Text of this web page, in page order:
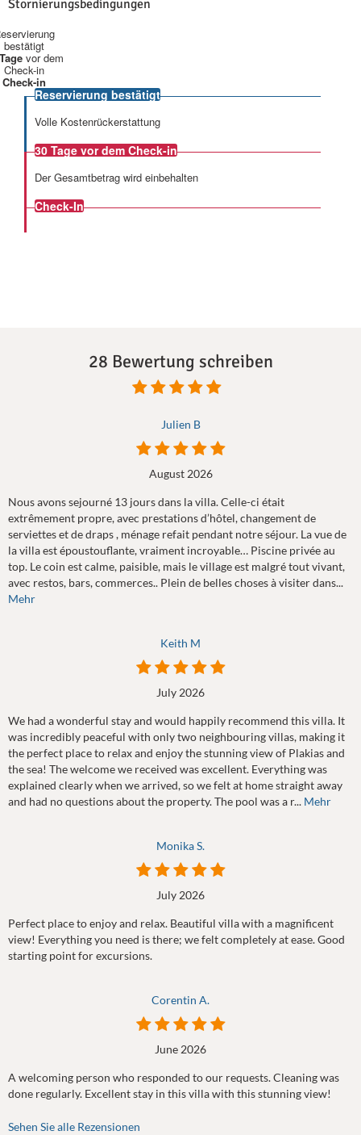
Stornierungsbedingungen
bestätigt
vor dem
Check-in
Check-in
Reservierung bestätigt
Volle Kostenrückerstattung
30 Tage vor dem Check-in
Der Gesamtbetrag wird einbehalten
Check-In
28 Bewertung schreiben
Julien B
August 2026
Nous avons sejourné 13 jours dans la villa. Celle-ci était
extrêmement propre, avec prestations d’hôtel, changement de
serviettes et de draps , ménage refait pendant notre séjour. La vue de
la villa est époustouflante, vraiment incroyable… Piscine privée au
top. Le coin est calme, paisible, mais le village est malgré tout vivant,
avec restos, bars, commerces.. Plein de belles choses à visiter dans...
Mehr
Keith M
July 2026
We had a wonderful stay and would happily recommend this villa. It
was incredibly peaceful with only two neighbouring villas, making it
the perfect place to relax and enjoy the stunning view of Plakias and
the sea! The welcome we received was excellent. Everything was
explained clearly when we arrived, so we felt at home straight away
and had no questions about the property. The pool was a r... Mehr
Monika S.
July 2026
Perfect place to enjoy and relax. Beautiful villa with a magnificent
view! Everything you need is there; we felt completely at ease. Good
starting point for excursions.
Corentin A.
June 2026
A welcoming person who responded to our requests. Cleaning was
done regularly. Excellent stay in this villa with this stunning view!
Sehen Sie alle Rezensionen